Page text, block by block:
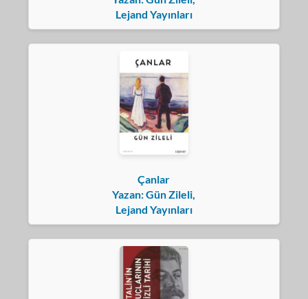
Lejand Yayınları
Çanlar
Yazan: Gün Zileli,
Lejand Yayınları